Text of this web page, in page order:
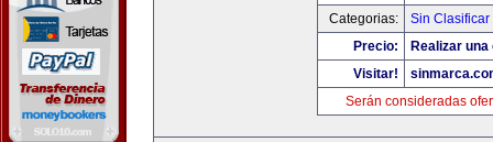
Categorias:
Sin Clasificar
Precio:
Realizar
Visitar!
Serán consideradas